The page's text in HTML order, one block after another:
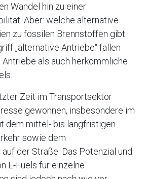
Wandel hin zu einer
Aber: welche alternative
zu fossilen Brennstoffen gibt
„alternative Antriebe“ fallen
als auch herkömmliche
Zeit im Transportsektor
gewonnen, insbesondere im
dem mittel- bis langfristigen
sowie dem
der Straße. Das Potenzial und
E-Fuels für einzelne